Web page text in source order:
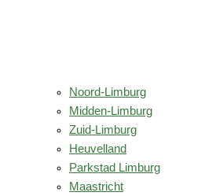
Noord-Limburg
Midden-Limburg
Zuid-Limburg
Heuvelland
Parkstad Limburg
Maastricht